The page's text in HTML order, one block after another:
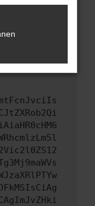
versucht
bei der